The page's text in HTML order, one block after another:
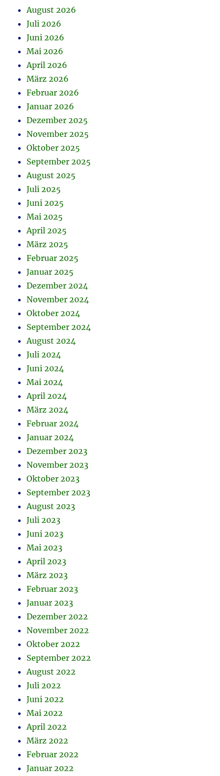
August 2026
Juli 2026
Juni 2026
Mai 2026
April 2026
März 2026
Februar 2026
Januar 2026
Dezember 2025
November 2025
Oktober 2025
September 2025
August 2025
Juli 2025
Juni 2025
Mai 2025
April 2025
März 2025
Februar 2025
Januar 2025
Dezember 2024
November 2024
Oktober 2024
September 2024
August 2024
Juli 2024
Juni 2024
Mai 2024
April 2024
März 2024
Februar 2024
Januar 2024
Dezember 2023
November 2023
Oktober 2023
September 2023
August 2023
Juli 2023
Juni 2023
Mai 2023
April 2023
März 2023
Februar 2023
Januar 2023
Dezember 2022
November 2022
Oktober 2022
September 2022
August 2022
Juli 2022
Juni 2022
Mai 2022
April 2022
März 2022
Februar 2022
Januar 2022